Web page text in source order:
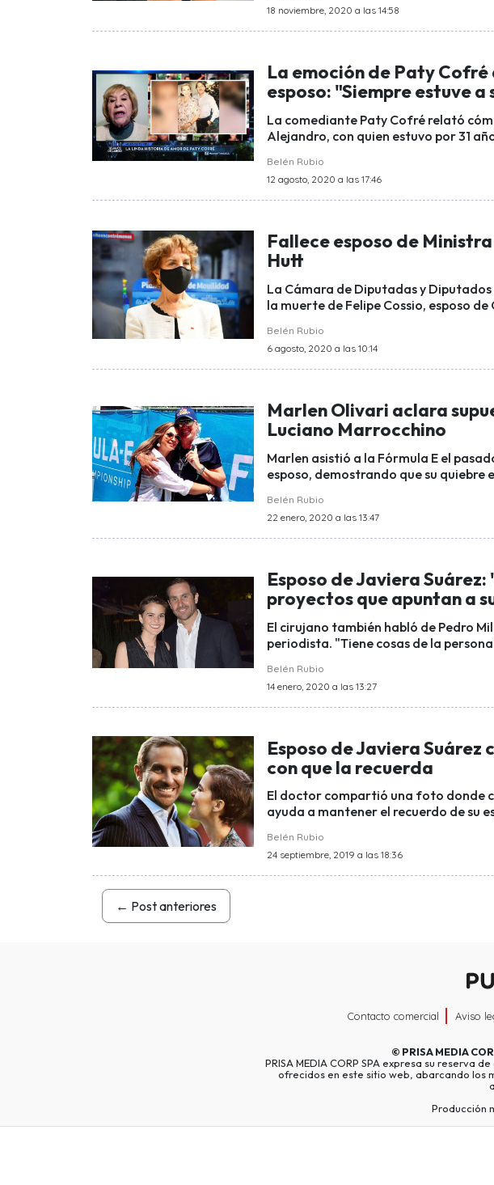
18 noviembre, 2020 a las 14:58
La emoción de Paty Cofré
esposo: "Siempre estuve
La comediante Paty Cofré relató
Alejandro, con quien estuvo por 31
Belén Rubio
12 agosto, 2020 a las 17:46
Fallece esposo de
Hutt
La Cámara de Diputadas y
la muerte de Felipe Cossio, esposo
Belén Rubio
6 agosto, 2020 a las 10:14
Marlen Olivari aclara
Luciano Marrocchino
Marlen asistió a la Fórmula E el
esposo, demostrando que su quiebre
Belén Rubio
22 enero, 2020 a las 13:47
Esposo de Javiera
proyectos que apuntan a
El cirujano también habló de Pedro
periodista. "Tiene cosas de la
Belén Rubio
14 enero, 2020 a las 13:27
Esposo de Javiera Suárez
con que la recuerda
El doctor compartió una foto donde
ayuda a mantener el recuerdo de su
Belén Rubio
24 septiembre, 2019 a las 18:36
← Post anteriores
Contacto comercial Aviso
© PRISA MEDIA
PRISA MEDIA CORP SPA expresa su reserva
ofrecidos en este sitio web, abarcando los
Producción